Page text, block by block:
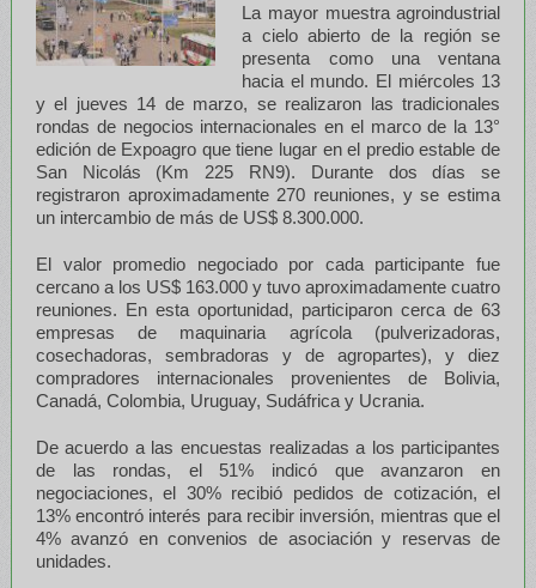
La mayor muestra agroindustrial
a cielo abierto de la región se
presenta como una ventana
hacia el mundo. El miércoles 13
y el jueves 14 de marzo, se realizaron las tradicionales
rondas de negocios internacionales en el marco de la 13°
edición de Expoagro que tiene lugar en el predio estable de
San Nicolás (Km 225 RN9). Durante dos días se
registraron aproximadamente 270 reuniones, y se estima
un intercambio de más de US$ 8.300.000.
El valor promedio negociado por cada participante fue
cercano a los US$ 163.000 y tuvo aproximadamente cuatro
reuniones. En esta oportunidad, participaron cerca de 63
empresas de maquinaria agrícola (pulverizadoras,
cosechadoras, sembradoras y de agropartes), y diez
compradores internacionales provenientes de Bolivia,
Canadá, Colombia, Uruguay, Sudáfrica y Ucrania.
De acuerdo a las encuestas realizadas a los participantes
de las rondas, el 51% indicó que avanzaron en
negociaciones, el 30% recibió pedidos de cotización, el
13% encontró interés para recibir inversión, mientras que el
4% avanzó en convenios de asociación y reservas de
unidades.